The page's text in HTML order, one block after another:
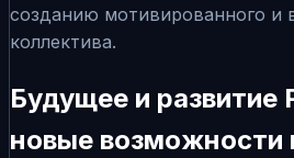
созданию мотивированного и
коллектива.
Будущее и развитие
новые возможности